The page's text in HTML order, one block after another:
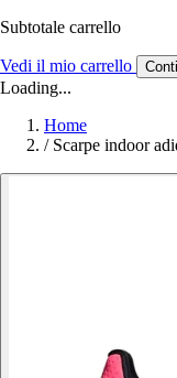
Subtotale carrello
Vedi il mio carrello
Loading...
Home
/ Scarpe indoor